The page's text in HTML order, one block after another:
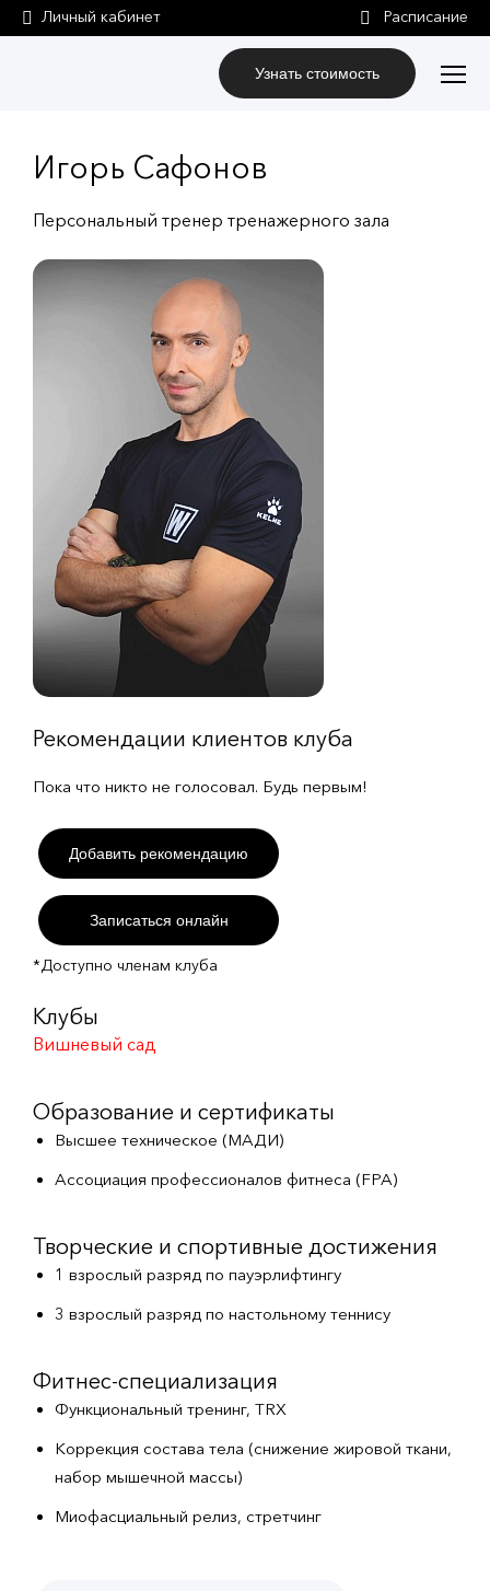
Личный кабинет
Узнать стоимость
Игорь Сафонов
Персональный тренер тренажерного зала
Рекомендации клиентов клуба
Пока что никто не голосовал. Будь первым!
Добавить рекомендацию
Записаться онлайн
*Доступно членам клуба
Клубы
Вишневый сад
Образование и сертификаты
Высшее техническое (МАДИ)
Ассоциация профессионалов фитнеса (FPA)
Творческие и спортивные достижения
1 взрослый разряд по пауэрлифтингу
3 взрослый разряд по настольному теннису
Фитнес-специализация
Функциональный тренинг, TRX
Коррекция состава тела (снижение жировой ткани,
набор мышечной массы)
Миофасциальный релиз, стретчинг